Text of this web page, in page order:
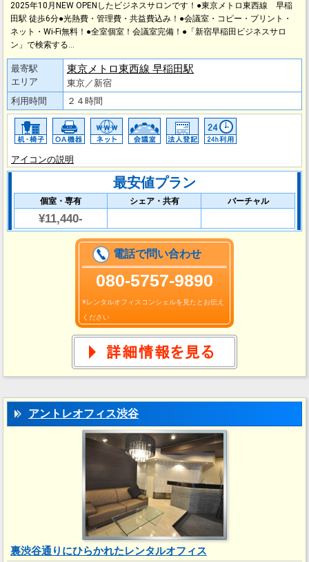
2025年10月NEW OPENしたビジネスサロンです！●東京メトロ東西線 早稲
田駅 徒歩6分●光熱費・管理費・共益費込み！●会議室・コピー・プリント・
ネット・Wi-Fi無料！●全室個室！会議室完備！●「新宿早稲田ビジネスサロ
ン」で検索する…
最寄駅
エリア
東京メトロ東西線 早稲田駅
東京／新宿
利用時間
２４時間
アイコンの説明
最安値プラン
個室・専有 シェア・共有 バーチャル
¥11,440-
電話で問い合わせ
080-5757-9890
※レンタルオフィスコンシェルを見たとお伝え
ください
アントレオフィス渋谷
裏渋谷通りにひらかれたレンタルオフィス